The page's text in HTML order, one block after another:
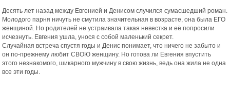
Десять лет назад между Евгенией и Денисом случился сумасшедший роман.
Молодого парня ничуть не смутила значительная в возрасте, она была ЕГО
женщиной. Но родителей не устраивала такая невестка и её попросили
исчезнуть. Евгения ушла, унося с собой маленький секрет.
Случайная встреча спустя годы и Денис понимает, что ничего не забыто и
он по-прежнему любит СВОЮ женщину. Но готова ли Евгения впустить
этого незнакомого, шикарного мужчину в свою жизнь, ведь она жила не одна
все эти годы.